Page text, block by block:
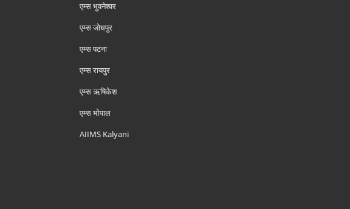
एम्‍स भुवनेश्वर
एम्‍स जोधपुर
एम्‍स पटना
एम्‍स रायपुर
एम्‍स ऋषिकेश
एम्‍स भोपाल
AIIMS Kalyani